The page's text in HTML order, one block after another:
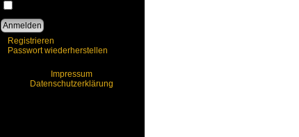
Registrieren
Passwort wiederherstellen
Impressum
Datenschutzerklärung